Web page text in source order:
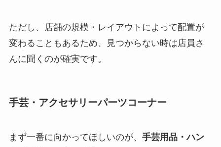
ただし、店舗の規模・レイアウトによって配置が
変わることもあるため、見つからない時は店員さ
んに聞くのが確実です。
手芸・アクセサリーパーツコーナー
まず一番に向かってほしいのが、 手芸用品・ハン